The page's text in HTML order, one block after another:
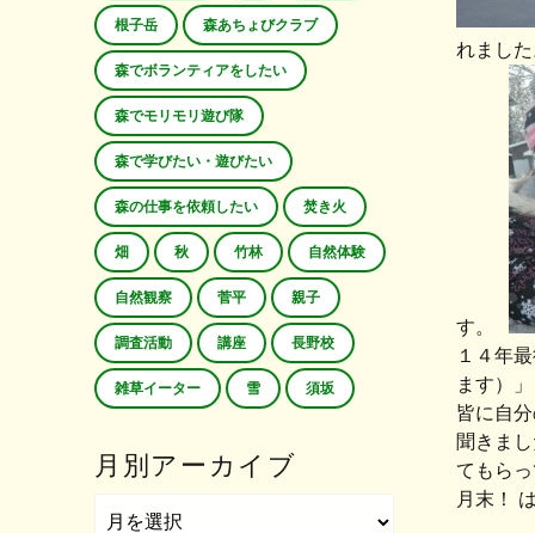
れまし
す。
１４年
ます）
皆に自
聞きま
てもら
月末！
根子岳 森あちょびクラブ
森でボランティアをしたい
森でモリモリ遊び隊
森で学びたい・遊びたい
森の仕事を依頼したい 焚き火
畑 秋 竹林 自然体験
自然観察 菅平 親子
調査活動 講座 長野校
雑草イーター 雪 須坂
月別アーカイブ